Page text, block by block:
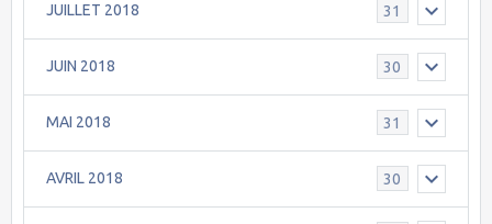
JUILLET 2018 31
JUIN 2018 30
MAI 2018 31
AVRIL 2018 30